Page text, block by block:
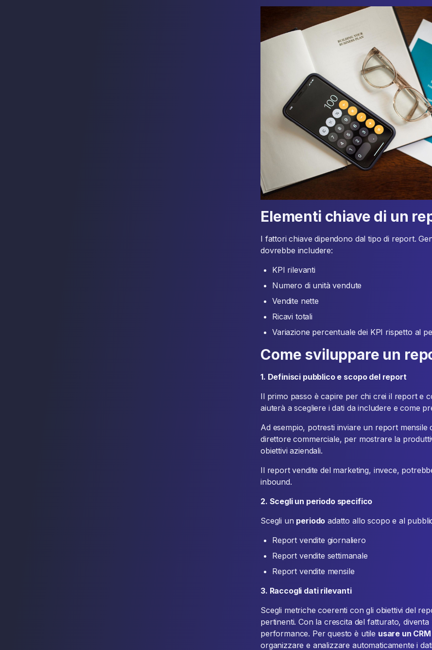
Elementi chiave di un
I fattori chiave dipendono dal tipo di report.
dovrebbe includere:
KPI rilevanti
Numero di unità vendute
Vendite nette
Ricavi totali
Variazione percentuale dei KPI rispetto al
Come sviluppare un
1. Definisci pubblico e scopo del report
Il primo passo è capire per chi crei il report e
aiuterà a scegliere i dati da includere e come
Ad esempio, potresti inviare un report mensile
direttore commerciale, per mostrare la
obiettivi aziendali.
Il report vendite del marketing, invece,
inbound.
2. Scegli un periodo specifico
Scegli un periodo adatto allo scopo e al
Report vendite giornaliero
Report vendite settimanale
Report vendite mensile
3. Raccogli dati rilevanti
Scegli metriche coerenti con gli obiettivi del
pertinenti. Con la crescita del fatturato,
performance. Per questo è utile usare un
organizzare e analizzare automaticamente i